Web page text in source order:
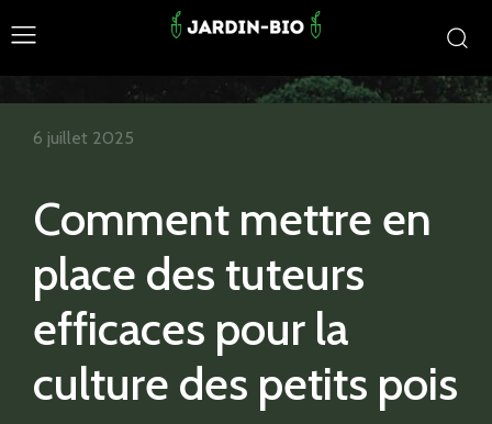
Comment mettre en
place des tuteurs
efficaces pour la
culture des petits pois
6 juillet 2025